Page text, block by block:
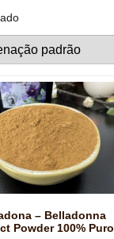
– Belladonna
Powder 100% Puro